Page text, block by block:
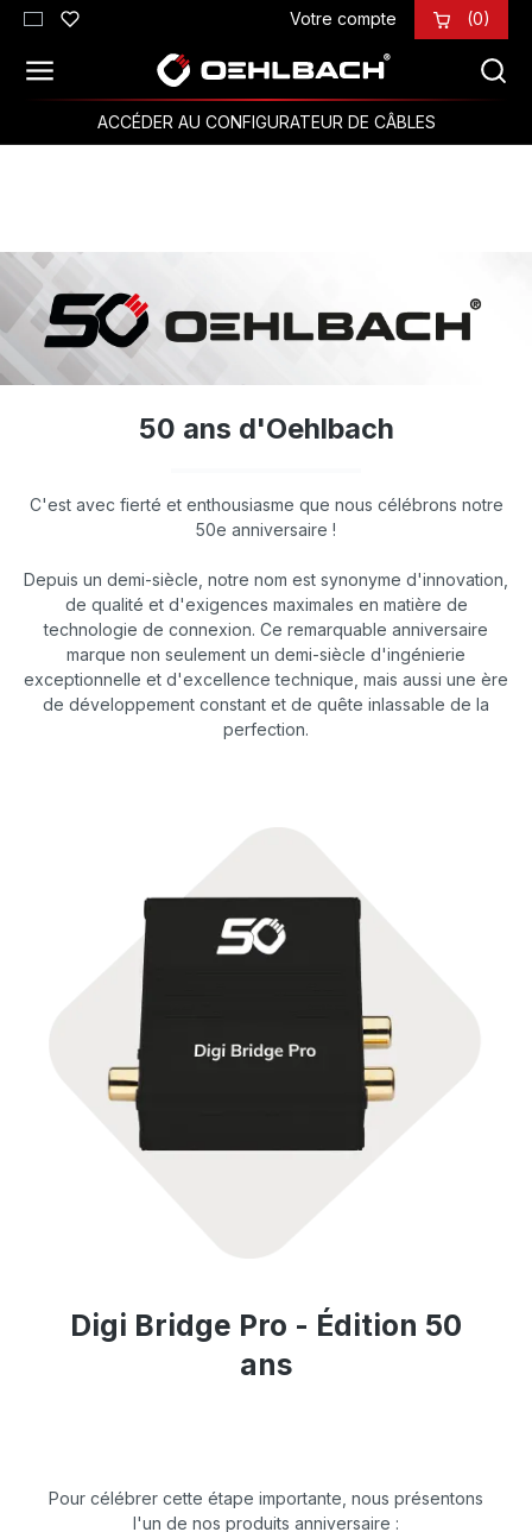
Passer au contenu principal Votre compte (0)
ACCÉDER AU CONFIGURATEUR DE CÂBLES
50 ans d'Oehlbach
C'est avec fierté et enthousiasme que nous célébrons notre
50e anniversaire !
Depuis un demi-siècle, notre nom est synonyme d'innovation,
de qualité et d'exigences maximales en matière de
technologie de connexion. Ce remarquable anniversaire
marque non seulement un demi-siècle d'ingénierie
exceptionnelle et d'excellence technique, mais aussi une ère
de développement constant et de quête inlassable de la
perfection.
Digi Bridge Pro - Édition 50
ans
Pour célébrer cette étape importante, nous présentons
l'un de nos produits anniversaire :